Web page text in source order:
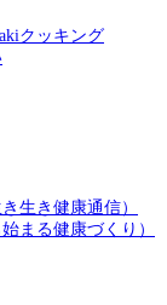
クッキング
生き健康通信）
まる健康づくり）